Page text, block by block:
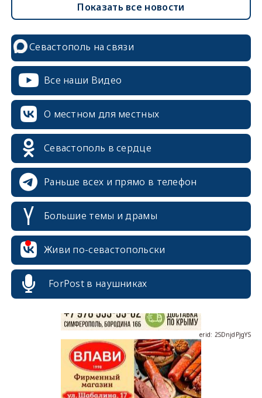
Показать все новости
Севастополь на связи
Все наши Видео
О местном для местных
Севастополь в сердце
Раньше всех и прямо в телефон
Большие темы и драмы
Живи по-севастопольски
ForPost в наушниках
erid: 2SDnjcrDNw6
erid: 2SDnjdPjgYS